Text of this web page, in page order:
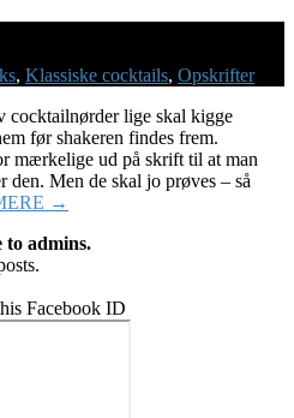
, Klassiske cocktails, Opskrifter
cocktailnørder lige skal kigge
før shakeren findes frem.
mærkelige ud på skrift til at man
den. Men de skal jo prøves – så
→
to admins.
Facebook ID